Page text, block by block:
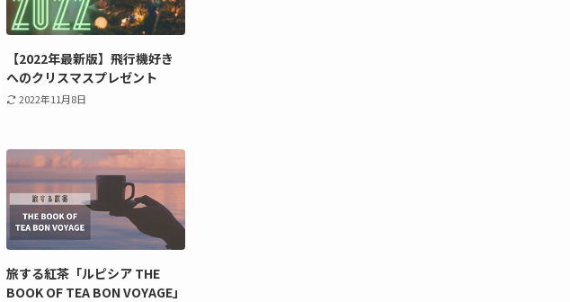
【2022年最新版】飛行機好き
へのクリスマスプレゼント
2022年11月8日
旅する紅茶「ルピシア THE
BOOK OF TEA BON VOYAGE」